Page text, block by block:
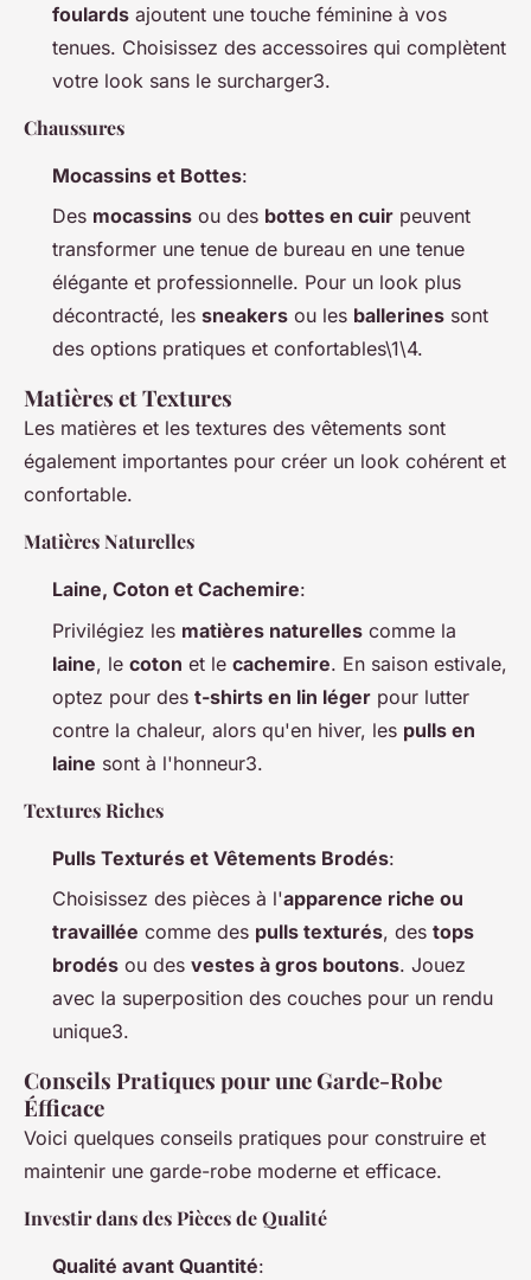
foulards ajoutent une touche féminine à vos
tenues. Choisissez des accessoires qui complètent
votre look sans le surcharger3.
Chaussures
Mocassins et Bottes:
Des mocassins ou des bottes en cuir peuvent
transformer une tenue de bureau en une tenue
élégante et professionnelle. Pour un look plus
décontracté, les sneakers ou les ballerines sont
des options pratiques et confortables\1\4.
Matières et Textures
Les matières et les textures des vêtements sont
également importantes pour créer un look cohérent et
confortable.
Matières Naturelles
Laine, Coton et Cachemire:
Privilégiez les matières naturelles comme la
laine, le coton et le cachemire. En saison estivale,
optez pour des t-shirts en lin léger pour lutter
contre la chaleur, alors qu'en hiver, les pulls en
laine sont à l'honneur3.
Textures Riches
Pulls Texturés et Vêtements Brodés:
Choisissez des pièces à l'apparence riche ou
travaillée comme des pulls texturés, des tops
brodés ou des vestes à gros boutons. Jouez
avec la superposition des couches pour un rendu
unique3.
Conseils Pratiques pour une Garde-Robe
Éfficace
Voici quelques conseils pratiques pour construire et
maintenir une garde-robe moderne et efficace.
Investir dans des Pièces de Qualité
Qualité avant Quantité: